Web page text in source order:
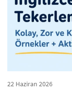
22 Haziran 2026